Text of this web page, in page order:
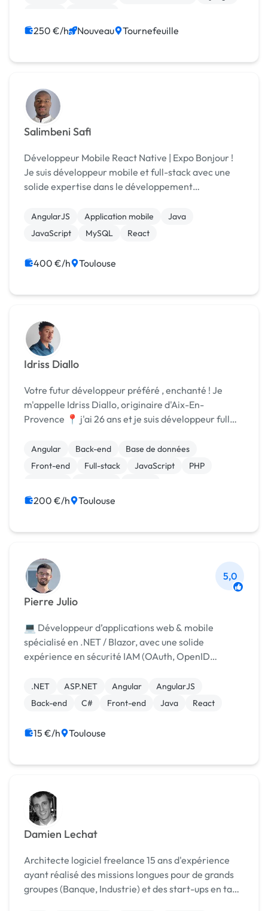
250 €/h Nouveau Tournefeuille
Salimbeni Safi
Développeur Mobile React Native | Expo Bonjour !
Je suis développeur mobile et full-stack avec une
solide expertise dans le développement
Java, avec une maîtrise des bases de données
MySQL et M...
AngularJS Application mobile
Java
JavaScript
MySQL React
400 €/h Toulouse
Idriss Diallo
Votre futur développeur préféré , enchanté ! Je
m'appelle Idriss Diallo, originaire d'Aix-En-
Provence 📍 j'ai 26 ans et je suis développeur full
& web mobile. 💻 Sites web vitrine, e-commerce,
r...
Angular Back-end
Base de données
Front-end
Full-stack JavaScript
PHP
200 €/h Toulouse
Pierre Julio
5,0
💻 Développeur d’applications web & mobile
spécialisé en .NET / Blazor, avec une solide
expérience en sécurité IAM (OAuth, OpenID
stratégiques chez Airbus. 🚀 Full-stack et
polyvalent, je conçois des solutio...
.NET ASP.NET Angular
AngularJS
Back-end
C# Front-end Java React
15 €/h Toulouse
Damien Lechat
Architecte logiciel freelance 15 ans d'expérience
ayant réalisé des missions longues pour de grands
groupes (Banque, Industrie) et des start-ups en tant